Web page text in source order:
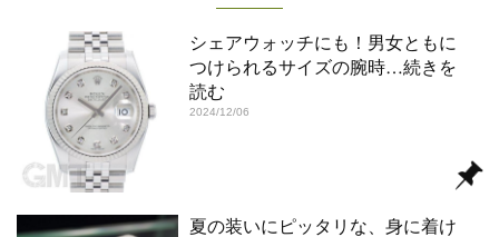
シェアウォッチにも！男女ともに
つけられるサイズの腕時…続きを
読む
2024/12/06
夏の装いにピッタリな、身に着け